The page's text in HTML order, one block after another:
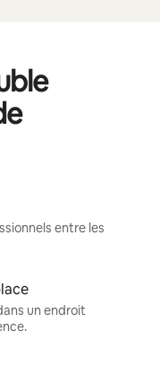
entre les
un endroit